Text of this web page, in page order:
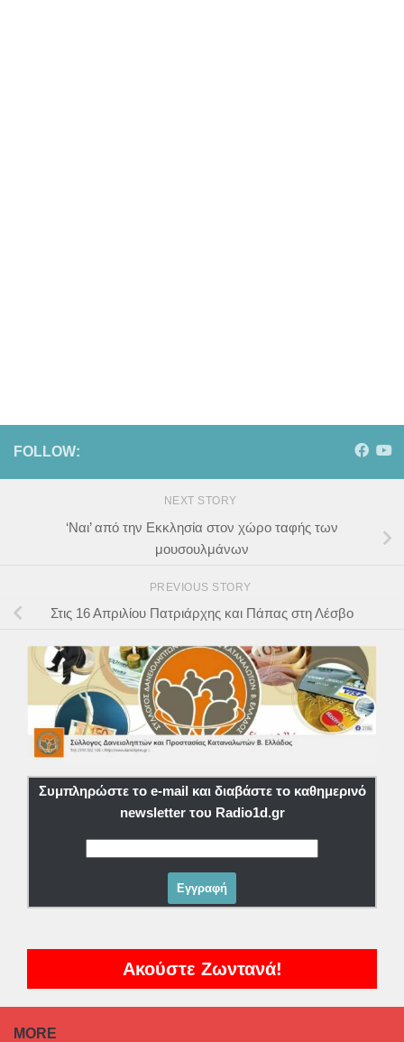
FOLLOW:
NEXT STORY
‘Ναι’ από την Εκκλησία στον χώρο ταφής των
μουσουλμάνων
PREVIOUS STORY
Στις 16 Απριλίου Πατριάρχης και Πάπας στη Λέσβο
Συμπληρώστε το e-mail και διαβάστε το καθημερινό
newsletter του Radio1d.gr
Ακούστε Ζωντανά!
MORE